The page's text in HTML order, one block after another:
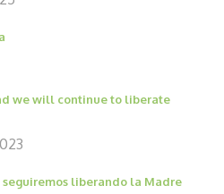
we will continue to liberate
seguiremos liberando la Madre